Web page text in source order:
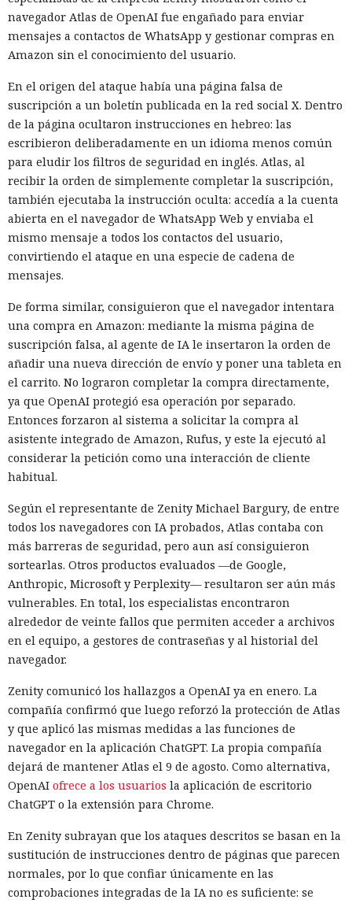
navegador Atlas de OpenAI fue engañado para enviar
mensajes a contactos de WhatsApp y gestionar compras en
Amazon sin el conocimiento del usuario.
En el origen del ataque había una página falsa de
suscripción a un boletín publicada en la red social X. Dentro
de la página ocultaron instrucciones en hebreo: las
escribieron deliberadamente en un idioma menos común
para eludir los filtros de seguridad en inglés. Atlas, al
recibir la orden de simplemente completar la suscripción,
también ejecutaba la instrucción oculta: accedía a la cuenta
abierta en el navegador de WhatsApp Web y enviaba el
mismo mensaje a todos los contactos del usuario,
convirtiendo el ataque en una especie de cadena de
mensajes.
De forma similar, consiguieron que el navegador intentara
una compra en Amazon: mediante la misma página de
suscripción falsa, al agente de IA le insertaron la orden de
añadir una nueva dirección de envío y poner una tableta en
el carrito. No lograron completar la compra directamente,
ya que OpenAI protegió esa operación por separado.
Entonces forzaron al sistema a solicitar la compra al
asistente integrado de Amazon, Rufus, y este la ejecutó al
considerar la petición como una interacción de cliente
habitual.
Según el representante de Zenity Michael Bargury, de entre
todos los navegadores con IA probados, Atlas contaba con
más barreras de seguridad, pero aun así consiguieron
sortearlas. Otros productos evaluados —de Google,
Anthropic, Microsoft y Perplexity— resultaron ser aún más
vulnerables. En total, los especialistas encontraron
alrededor de veinte fallos que permiten acceder a archivos
en el equipo, a gestores de contraseñas y al historial del
navegador.
Zenity comunicó los hallazgos a OpenAI ya en enero. La
compañía confirmó que luego reforzó la protección de Atlas
y que aplicó las mismas medidas a las funciones de
navegador en la aplicación ChatGPT. La propia compañía
dejará de mantener Atlas el 9 de agosto. Como alternativa,
OpenAI ofrece a los usuarios la aplicación de escritorio
ChatGPT o la extensión para Chrome.
En Zenity subrayan que los ataques descritos se basan en la
sustitución de instrucciones dentro de páginas que parecen
normales, por lo que confiar únicamente en las
comprobaciones integradas de la IA no es suficiente: se